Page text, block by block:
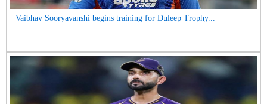
Vaibhav Sooryavanshi begins training for Duleep Trophy...